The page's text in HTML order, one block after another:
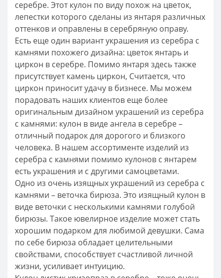
серебре. Этот кулон по виду похож на цветок,
лепестки которого сделаны из янтаря различных
оттенков и оправлены в серебряную оправу.
Есть еще один вариант украшения из серебра с
камнями похожего дизайна: цветок янтарь и
циркон в серебре. Помимо янтаря здесь также
присутствует камень циркон, Считается, что
циркон приносит удачу в бизнесе. Мы можем
порадовать наших клиентов еще более
оригинальным дизайном украшений из серебра
с камнями: кулон в виде ангела в серебре –
отличный подарок для дорогого и близкого
человека. В нашем ассортименте изделий из
серебра с камнями помимо кулонов с янтарем
есть украшения и с другими самоцветами.
Одно из очень изящных украшений из серебра с
камнями – веточка бирюза. Это изящный кулон в
виде веточки с несколькими камнями голубой
бирюзы. Такое ювелирное изделие может стать
хорошим подарком для любимой девушки. Сама
по себе бирюза обладает целительными
свойствами, способствует счастливой личной
жизни, усиливает интуицию.